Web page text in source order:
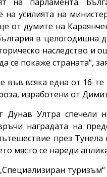
на усилията на
от думите на
в целогодишна
наследство и
се покаже страната“,
във всяка една от 16-
изработени от
Дунав Ултра спечели
наградата на
през
място се нареди